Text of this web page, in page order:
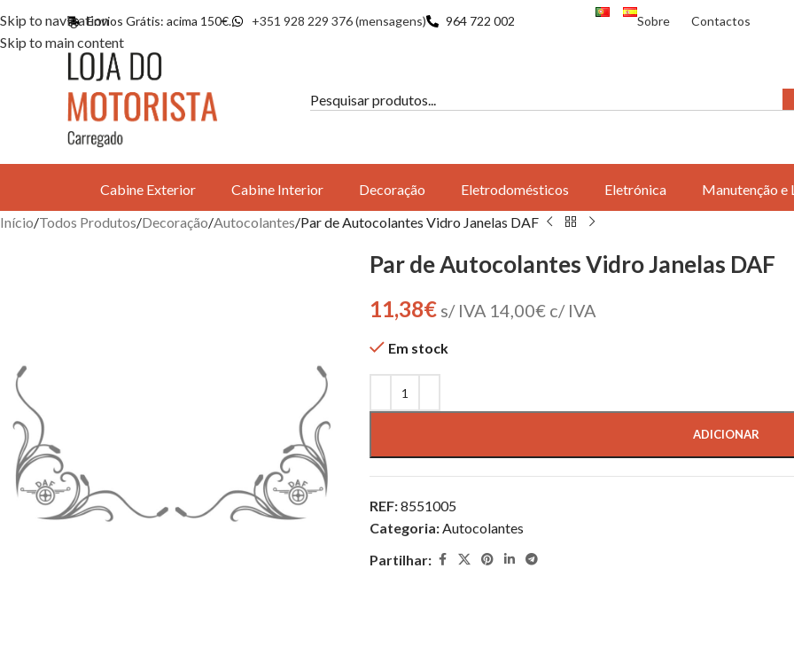
Skip to navigation
Skip to main content
Envios Grátis: acima 150€. +351 928 229 376 (mensagens) 964 722 002 Sobre Contactos
Cabine Exterior Cabine Interior Decoração Eletrodomésticos Eletrónica
Manutenção e
Início Todos Produtos Decoração Autocolantes Par de Autocolantes Vidro Janelas DAF
Par de Autocolantes Vidro Janelas DAF
11,38€ s/ IVA 14,00€ c/ IVA
Em stock
ADICIONAR
REF:8551005
Categoria:Autocolantes
Partilhar: